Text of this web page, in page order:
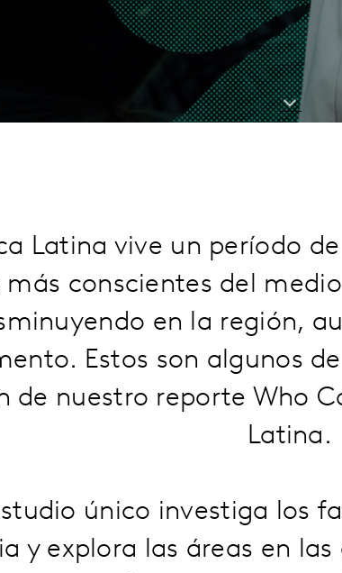
Latina vive un período
más conscientes del
en la región,
Estos son algunos
de nuestro reporte Who
Latina.
único investiga los
y explora las áreas en